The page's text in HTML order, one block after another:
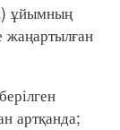
ұйымның
жаңартылған
артқанда;